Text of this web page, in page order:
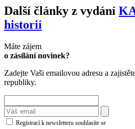
Další články z vydání
historií
Máte zájem
o zásílání novinek?
Zadejte Vaši emailovou adresu a
republiky.
Registrací k newsletteru souhlasíte se